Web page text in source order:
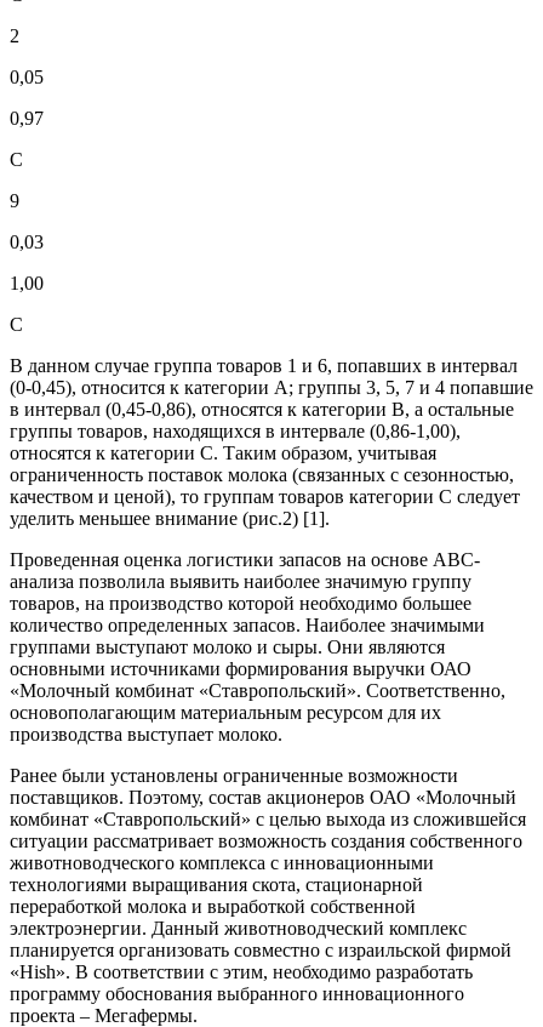
2
0,05
0,97
С
9
0,03
1,00
С
В данном случае группа товаров 1 и 6, попавших в интервал
(0-0,45), относится к категории А; группы 3, 5, 7 и 4 попавшие
в интервал (0,45-0,86), относятся к категории В, а остальные
группы товаров, находящихся в интервале (0,86-1,00),
относятся к категории С. Таким образом, учитывая
ограниченность поставок молока (связанных с сезонностью,
качеством и ценой), то группам товаров категории С следует
уделить меньшее внимание (рис.2) [1].
Проведенная оценка логистики запасов на основе АВС-
анализа позволила выявить наиболее значимую группу
товаров, на производство которой необходимо большее
количество определенных запасов. Наиболее значимыми
группами выступают молоко и сыры. Они являются
основными источниками формирования выручки ОАО
«Молочный комбинат «Ставропольский». Соответственно,
основополагающим материальным ресурсом для их
производства выступает молоко.
Ранее были установлены ограниченные возможности
поставщиков. Поэтому, состав акционеров ОАО «Молочный
комбинат «Ставропольский» с целью выхода из сложившейся
ситуации рассматривает возможность создания собственного
животноводческого комплекса с инновационными
технологиями выращивания скота, стационарной
переработкой молока и выработкой собственной
электроэнергии. Данный животноводческий комплекс
планируется организовать совместно с израильской фирмой
«Hish». В соответствии с этим, необходимо разработать
программу обоснования выбранного инновационного
проекта – Мегафермы.